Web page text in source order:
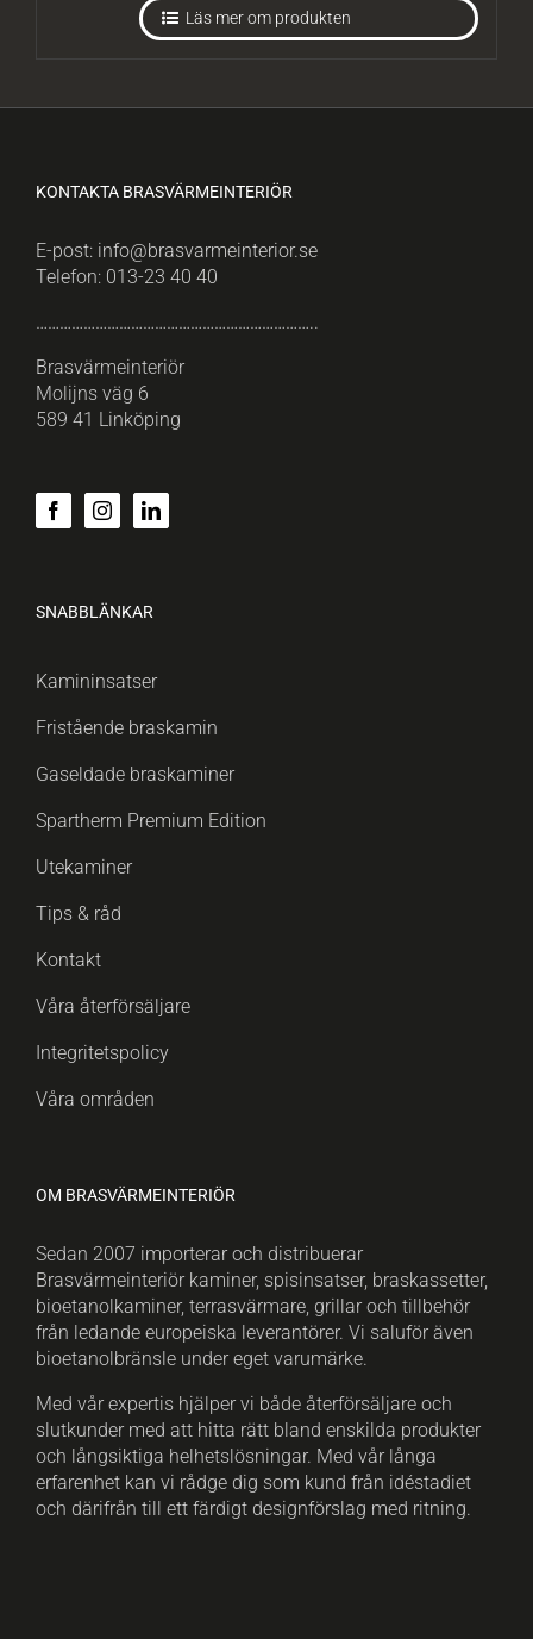
Läs mer om produkten
KONTAKTA BRASVÄRMEINTERIÖR
E-post: info@brasvarmeinterior.se
Telefon: 013-23 40 40
……………………………………………………………..
Brasvärmeinteriör
Molijns väg 6
589 41 Linköping
SNABBLÄNKAR
Kamininsatser
Fristående braskamin
Gaseldade braskaminer
Spartherm Premium Edition
Utekaminer
Tips & råd
Kontakt
Våra återförsäljare
Integritetspolicy
Våra områden
OM BRASVÄRMEINTERIÖR
Sedan 2007 importerar och distribuerar
Brasvärmeinteriör kaminer, spisinsatser, braskassetter,
bioetanolkaminer, terrasvärmare, grillar och tillbehör
från ledande europeiska leverantörer. Vi saluför även
bioetanolbränsle under eget varumärke.
Med vår expertis hjälper vi både återförsäljare och
slutkunder med att hitta rätt bland enskilda produkter
och långsiktiga helhetslösningar. Med vår långa
erfarenhet kan vi rådge dig som kund från idéstadiet
och därifrån till ett färdigt designförslag med ritning.